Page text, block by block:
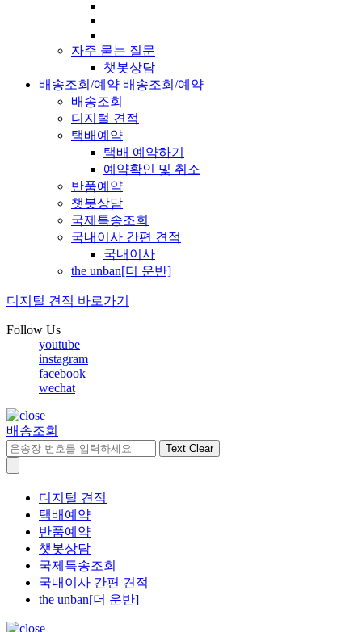
자주 묻는 질문
챗봇상담
배송조회/예약 배송조회/예약
배송조회
디지털 견적
택배예약
택배 예약하기
예약확인 및 취소
반품예약
챗봇상담
국제특송조회
국내이사 간편 견적
국내이사
the unban[더 운반]
디지털 견적 바로가기
Follow Us
youtube
instagram
facebook
wechat
배송조회
Text Clear
디지털 견적
택배예약
반품예약
챗봇상담
국제특송조회
국내이사 간편 견적
the unban[더 운반]